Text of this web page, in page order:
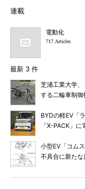
連載
電動化
717 Articles
最新 3 件
芝浦工業大学
する二輪車制
BYDの軽EV「
「X-PACK」
小型EV「コム
不具合に新たな